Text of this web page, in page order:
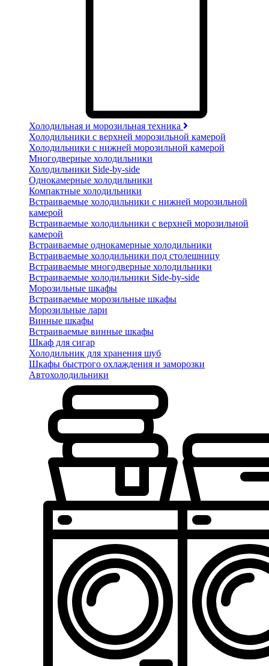
Холодильная и морозильная техника
Холодильники с верхней морозильной камерой
Холодильники с нижней морозильной камерой
Многодверные холодильники
Холодильники Side-by-side
Однокамерные холодильники
Компактные холодильники
Встраиваемые холодильники с нижней морозильной
камерой
Встраиваемые холодильники с верхней морозильной
камерой
Встраиваемые однокамерные холодильники
Встраиваемые холодильники под столешницу
Встраиваемые многодверные холодильники
Встраиваемые холодильники Side-by-side
Морозильные шкафы
Встраиваемые морозильные шкафы
Морозильные лари
Винные шкафы
Встраиваемые винные шкафы
Шкаф для сигар
Холодильник для хранения шуб
Шкафы быстрого охлаждения и заморозки
Автохолодильники